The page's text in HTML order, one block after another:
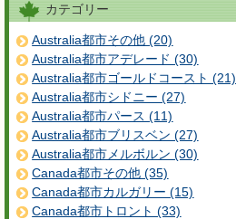
カテゴリー
Australia都市その他 (20)
Australia都市アデレード (30)
Australia都市ゴールドコースト (21)
Australia都市シドニー (27)
Australia都市パース (11)
Australia都市ブリスベン (27)
Australia都市メルボルン (30)
Canada都市その他 (35)
Canada都市カルガリー (15)
Canada都市トロント (33)